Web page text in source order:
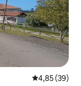
Évaluation
4,85 (39)